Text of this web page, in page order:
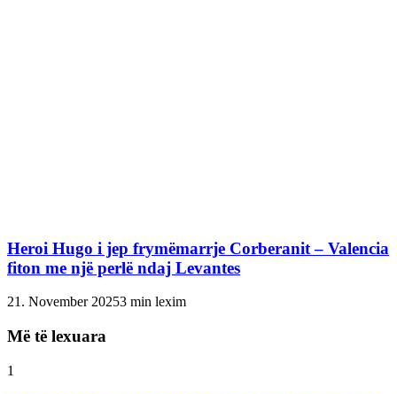
Heroi Hugo i jep frymëmarrje Corberanit – Valencia
fiton me një perlë ndaj Levantes
21. November 20253 min lexim
Më të lexuara
1